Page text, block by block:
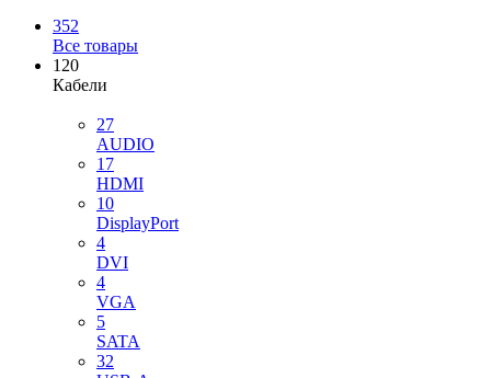
352
Все товары
120
Кабели
27
AUDIO
17
HDMI
10
DisplayPort
4
DVI
4
VGA
5
SATA
32